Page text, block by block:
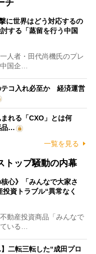
チ
に世界はどう対応するの
する「蒸留を行う中国
人者・田代尚機氏のプレ
中国企…
テコ入れ必至か 経済運営
れる「CXO」とは何
品…
一覧を見る
トップ騒動の内幕
心》「みんなで大家さ
資トラブル“異常なく
動産投資商品「みんなで
ている…
二転三転した“成田プロ